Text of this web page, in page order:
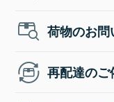
荷物のお
再配達のご